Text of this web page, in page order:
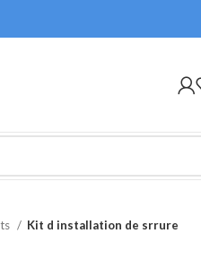
Kit d installation de srrure